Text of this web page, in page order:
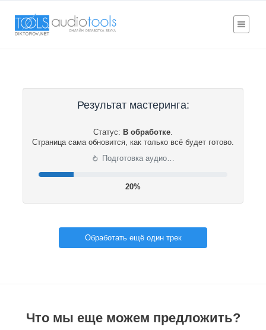
Результат мастеринга:
Статус: В обработке.
Страница сама обновится, как только всё будет готово.
⟳ Подготовка аудио…
20%
Обработать ещё один трек
Что мы еще можем предложить?